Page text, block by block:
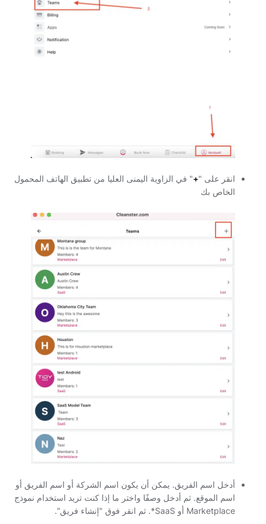
انقر على "+" في الزاوية اليمنى العليا من تطبيق الهاتف المحمول
الخاص بك
أدخل اسم الفريق. يمكن أن يكون اسم الشركة أو اسم الفريق أو
اسم الموقع. ثم أدخل وصفًا واختر ما إذا كنت تريد استخدام نموذج
Marketplace أو SaaS*. ثم انقر فوق "إنشاء فريق".